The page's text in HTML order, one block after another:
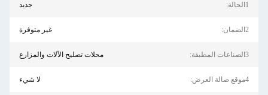
1الحالة: جديد
2الضمان: غير متوفرة
3الصناعات المطبقة: محلات تصليح الآلات والمزارع
4موقع صالة العرض: لا شيء